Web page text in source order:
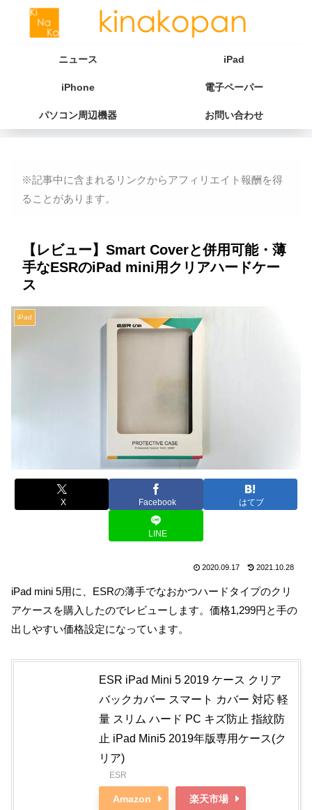
ニュース iPad
iPhone 電子ペーパー
パソコン周辺機器 お問い合わせ
※記事中に含まれるリンクからアフィリエイト報酬を得
ることがあります。
【レビュー】Smart Coverと併用可能・薄
手なESRのiPad mini用クリアハードケー
ス
iPad
X Facebook はてブ
LINE
2020.09.17 2021.10.28
iPad mini 5用に、ESRの薄手でなおかつハードタイプのクリ
アケースを購入したのでレビューします。価格1,299円と手の
出しやすい価格設定になっています。
ESR iPad Mini 5 2019 ケース クリア
バックカバー スマート カバー 対応 軽
量 スリム ハード PC キズ防止 指紋防
止 iPad Mini5 2019年版専用ケース(ク
リア)
ESR
Amazon 楽天市場